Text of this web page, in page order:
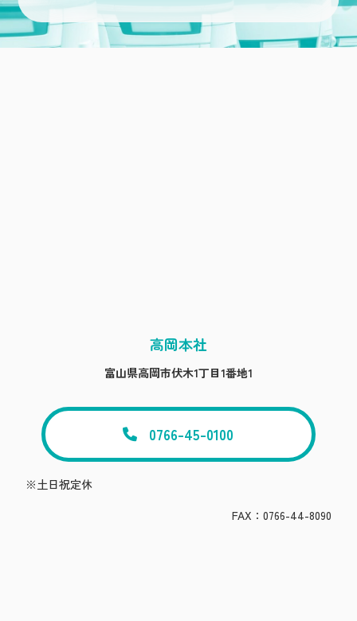
高岡本社
富山県高岡市伏木1丁目1番地1
0766-45-0100
※土日祝定休
FAX：0766-44-8090